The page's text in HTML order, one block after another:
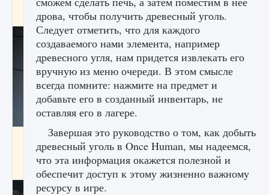
9 августа 2024 2 711 0 0
Все новые функции в режиме карьеры EA
FC 25
9 августа 2024 2 096 0 2
дрова, чтобы получить древесный уголь.
Следует отметить, что для каждого
создаваемого нами элемента, например
древесного угля, нам придется извлекать его
вручную из меню очереди. В этом смысле
всегда помните: нажмите на предмет и
добавьте его в созданный инвентарь, не
оставляя его в лагере.
Завершая это руководство о том, как добыть
древесный уголь в Once Human, мы надеемся,
что эта информация окажется полезной и
обеспечит доступ к этому жизненно важному
ресурсу в игре.